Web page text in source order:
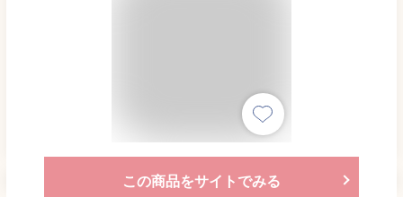
この商品をサイトでみる